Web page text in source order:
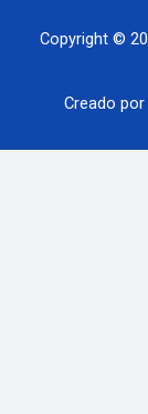
Copyright ©
Creado por